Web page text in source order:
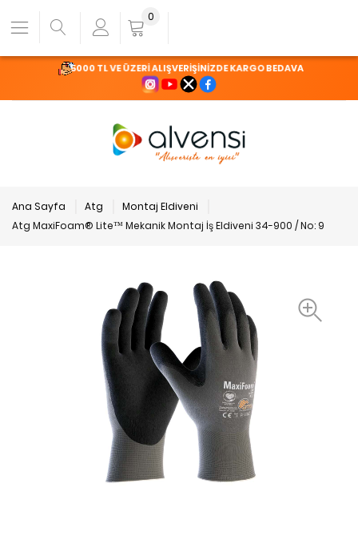
5000 TL VE ÜZERİ ALIŞVERİŞİNİZDE KARGO BEDAVA
0
Ana Sayfa Atg
Montaj Eldiveni
Atg MaxiFoam® Lite™ Mekanik Montaj İş Eldiveni 34-900 / No: 9